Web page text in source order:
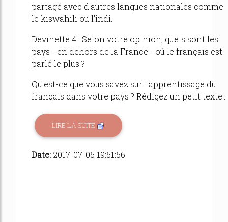
partagé avec d'autres langues nationales comme
le kiswahili ou l'indi.
Devinette 4 : Selon votre opinion, quels sont les
pays - en dehors de la France - où le français est
parlé le plus ?
Qu'est-ce que vous savez sur l'apprentissage du
français dans votre pays ? Rédigez un petit texte...
LIRE LA SUITE
Date: 2017-07-05 19:51:56